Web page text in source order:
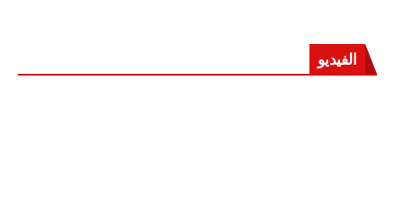
الفيديو